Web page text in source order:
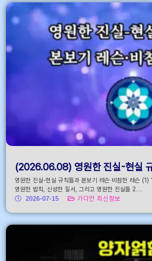
(2026.06.08) 영원한 진실-현실
영원한 진실-현실 규칙들과 본보기 레슨·비참한 레슨 (1)
영원한 법칙, 신성한 질서, 그리고 영원한 진실들 2....
2026-07-15
가디언 최신정보